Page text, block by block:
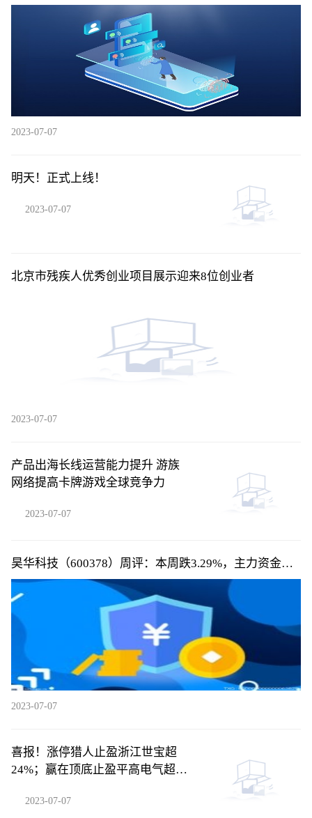
熙杰减持公司股份合计58.4万股
2023-07-07
明天！正式上线！
2023-07-07
北京市残疾人优秀创业项目展示迎来8位创业者
2023-07-07
产品出海长线运营能力提升 游族
网络提高卡牌游戏全球竞争力
2023-07-07
昊华科技（600378）周评：本周跌3.29%，主力资金合
计净流出1578.27万元
2023-07-07
喜报！涨停猎人止盈浙江世宝超
24%；赢在顶底止盈平高电气超
2023-07-07